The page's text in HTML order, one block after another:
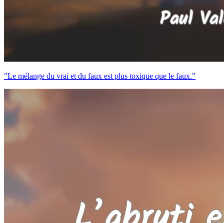
"Le mélange du vrai et du faux est plus toxique que le faux."